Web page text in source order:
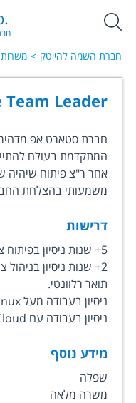
חברת השמה להייטק משרות
Leader
חברת סטארט אפ
המתקדמת בעולם
אחר ר"צ פיתוח שיהיה
משמעותי בהצלחת
דרישות
5+ שנות ניסיון בפיתוח צד שרת. יתרון לפיתוח ב- Python.
2+ שנות ניסיון בניהול צוות.
תואר רלוונטי.
ניסיון בעבודה מעל Linux.
ניסיון בעבודה עם Cloud.
מידע נוסף
שפלה
משרה מלאה